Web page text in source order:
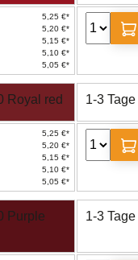
5,25 €*
5,20 €*
5,15 €*
5,10 €*
5,05 €*
Royal red 1-3 Tage
5,25 €*
5,20 €*
5,15 €*
5,10 €*
5,05 €*
Purple
1-3 Tage